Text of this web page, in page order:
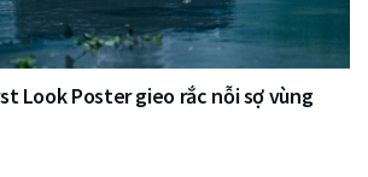
Look Poster gieo rắc nỗi sợ vùng